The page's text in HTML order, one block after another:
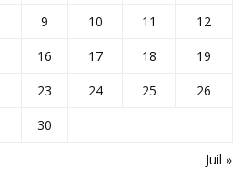
Juil »
9 10 11
12
16 17 18
19
23 24 25
26
30